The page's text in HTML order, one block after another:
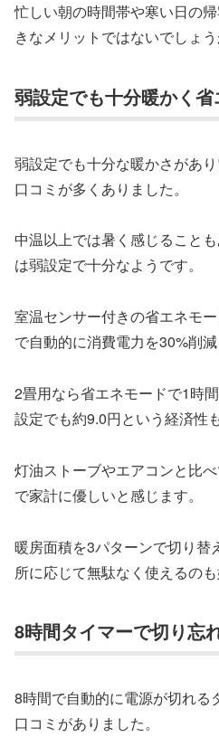
忙しい朝の時間帯や寒い日の
きなメリットではないでしょう
弱設定でも十分暖かく
弱設定でも十分な暖かさがあ
口コミが多くありました。
中温以上では暑く感じること
は弱設定で十分なようです。
室温センサー付きの省エネモ
で自動的に消費電力を30%削減
2畳用なら省エネモードで1時
設定でも約9.0円という経済性
灯油ストーブやエアコンと比
で家計に優しいと感じます。
暖房面積を3パターンで切り替
所に応じて無駄なく使えるのも
8時間タイマーで切り忘
8時間で自動的に電源が切れる
口コミがありました。